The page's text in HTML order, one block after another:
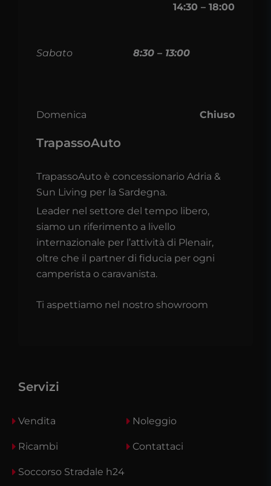
14:30 – 18:00
Sabato 8:30 – 13:00
Domenica Chiuso
TrapassoAuto
TrapassoAuto è concessionario Adria &
Sun Living per la Sardegna.
Leader nel settore del tempo libero,
siamo un riferimento a livello
internazionale per l’attività di Plenair,
oltre che il partner di fiducia per ogni
camperista o caravanista.
Ti aspettiamo nel nostro showroom
Servizi
Vendita Noleggio
Ricambi Contattaci
Soccorso Stradale h24